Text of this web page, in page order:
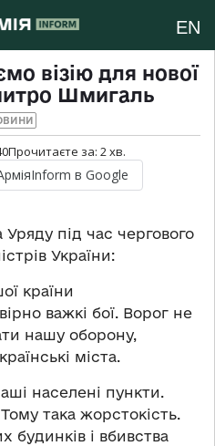
EN
візію для нової
Шмигаль
Прочитаєте за: 2хв.
в Google
Уряду під час чергового
України:
країни
важкі бої. Ворог не
нашу оборону,
міста.
населені пункти.
така жорстокість.
будинків і вбивства